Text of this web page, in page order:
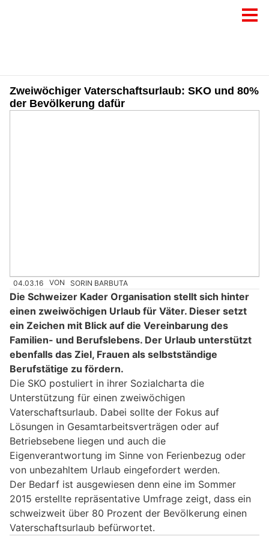
Zweiwöchiger Vaterschaftsurlaub: SKO und 80%
der Bevölkerung dafür
04.03.16 VON SORIN BARBUTA
Die Schweizer Kader Organisation stellt sich hinter
einen zweiwöchigen Urlaub für Väter. Dieser setzt
ein Zeichen mit Blick auf die Vereinbarung des
Familien- und Berufslebens. Der Urlaub unterstützt
ebenfalls das Ziel, Frauen als selbstständige
Berufstätige zu fördern.
Die SKO postuliert in ihrer Sozialcharta die
Unterstützung für einen zweiwöchigen
Vaterschaftsurlaub. Dabei sollte der Fokus auf
Lösungen in Gesamtarbeitsverträgen oder auf
Betriebsebene liegen und auch die
Eigenverantwortung im Sinne von Ferienbezug oder
von unbezahltem Urlaub eingefordert werden.
Der Bedarf ist ausgewiesen denn eine im Sommer
2015 erstellte repräsentative Umfrage zeigt, dass ein
schweizweit über 80 Prozent der Bevölkerung einen
Vaterschaftsurlaub befürwortet.